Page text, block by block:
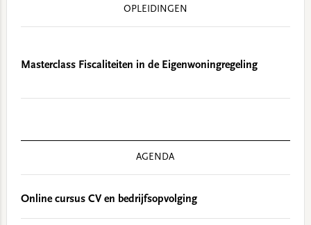
OPLEIDINGEN
Masterclass Fiscaliteiten in de Eigenwoningregeling
AGENDA
Online cursus CV en bedrijfsopvolging